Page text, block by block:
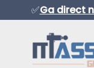
Meteen
inhoud
✅Ga direct